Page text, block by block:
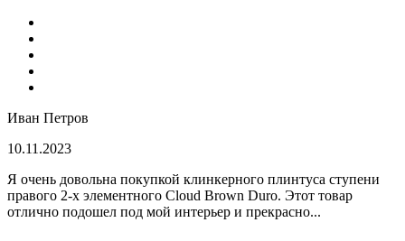
Иван Петров
10.11.2023
Я очень довольна покупкой клинкерного плинтуса ступени
правого 2-х элементного Cloud Brown Duro. Этот товар
отлично подошел под мой интерьер и прекрасно...